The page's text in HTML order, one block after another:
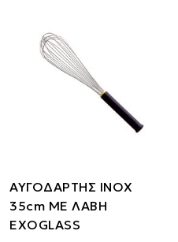
ΑΥΓΟΔΑΡΤΗΣ ΙΝΟΧ
35cm ΜΕ ΛΑΒΗ
EXOGLASS